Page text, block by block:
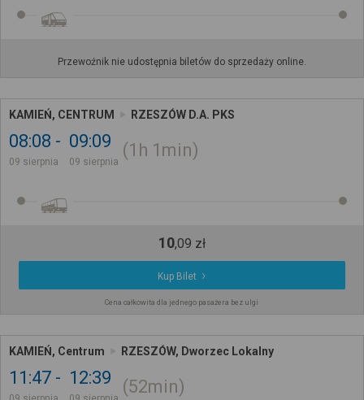
Przewoźnik nie udostępnia biletów do sprzedaży online.
KAMIEŃ, CENTRUM RZESZÓW D.A. PKS
08:08
09 sierpnia
09:09
09 sierpnia
1h 1min
10,09 zł
Kup Bilet
Cena całkowita dla jednego pasażera bez ulgi
KAMIEŃ, Centrum RZESZÓW, Dworzec Lokalny
11:47 12:39 52min